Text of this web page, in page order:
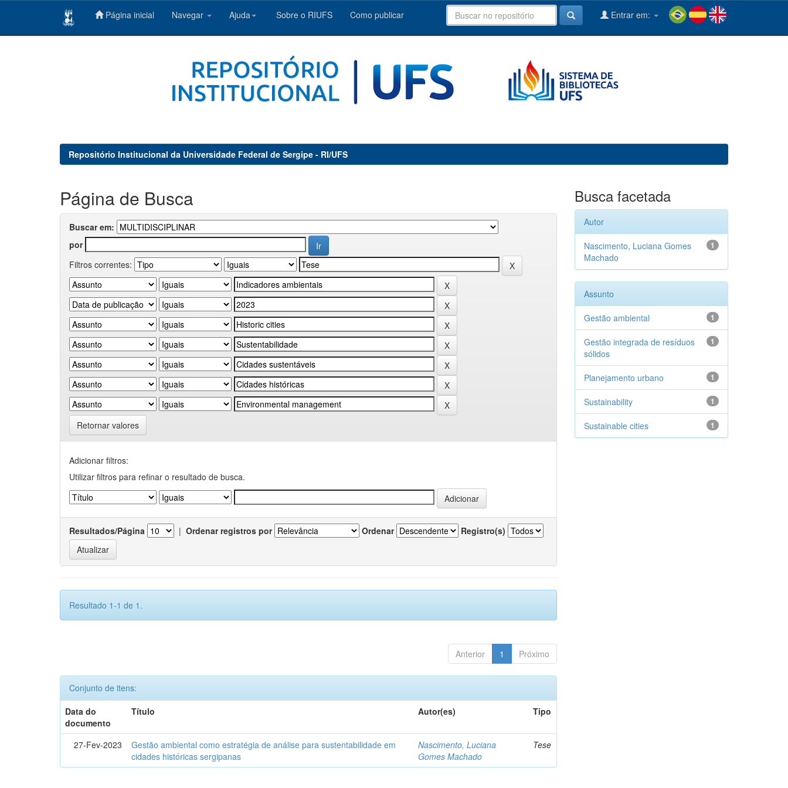
Página inicial Navegar Ajuda Sobre o RIUFS Como publicar Entrar em:
Repositório Institucional da Universidade Federal de Sergipe - RI/UFS
Página de Busca
Buscar em:
por
Filtros correntes:
Retornar valores
Adicionar filtros:
Utilizar filtros para refinar o resultado de busca.
Resultados/Página | Ordenar registros por Ordenar Registro(s)
Resultado 1-1 de 1.
Anterior 1 Próximo
Conjunto de itens:
Data do
documento
Título Autor(es) Tipo
27-Fev-2023
Gestão ambiental como estratégia de análise para sustentabilidade em
cidades históricas sergipanas
Nascimento, Luciana
Gomes Machado
Tese
Busca facetada
Autor
1
Nascimento, Luciana Gomes
Machado
Assunto
1
Gestão ambiental
1
Gestão integrada de resíduos
sólidos
1
Planejamento urbano
1
Sustainability
1
Sustainable cities